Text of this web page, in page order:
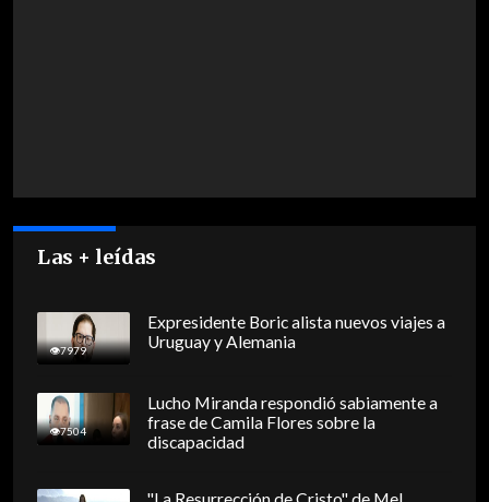
Las + leídas
7979
Expresidente Boric alista nuevos viajes a
Uruguay y Alemania
7504
Lucho Miranda respondió sabiamente a
frase de Camila Flores sobre la
discapacidad